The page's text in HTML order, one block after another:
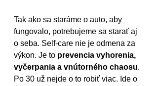
Tak ako sa staráme o auto, aby
fungovalo, potrebujeme sa starať aj
o seba. Self-care nie je odmena za
výkon. Je to prevencia vyhorenia,
vyčerpania a vnútorného chaosu.
Po 30 už nejde o to robiť viac. Ide o